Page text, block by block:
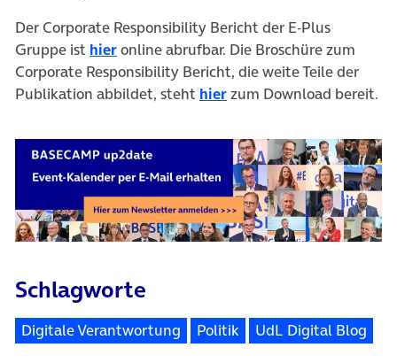
Der Corporate Responsibility Bericht der E-Plus
Gruppe ist hier(öffnet in neuem Tab)
online abrufbar. Die Broschüre zum
Corporate Responsibility Bericht, die weite Teile der
Publikation abbildet, steht hier(öffnet in neuem Tab)
zum Download bereit.
Schlagworte
Digitale Verantwortung Politik UdL Digital Blog